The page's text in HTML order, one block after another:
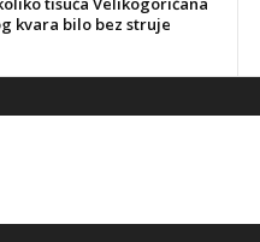
kvara bilo bez struje